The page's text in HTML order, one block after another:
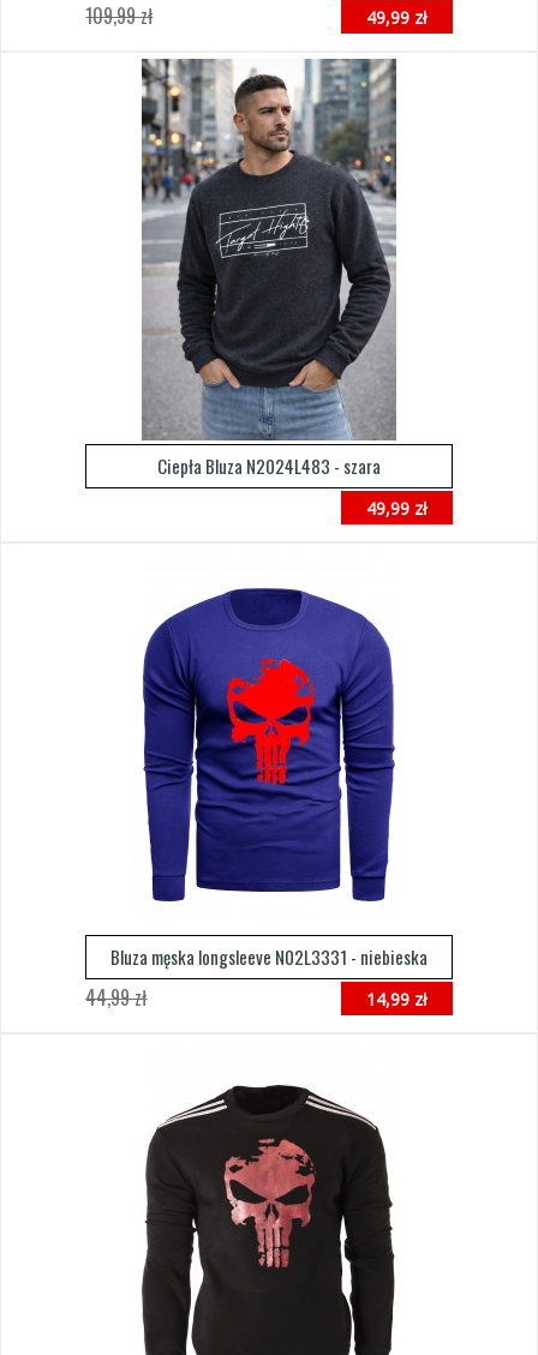
49,99 zł
109,99 zł
Ciepła Bluza N2024L483 - szara
49,99 zł
Bluza męska longsleeve N02L3331 - niebieska
14,99 zł
44,99 zł